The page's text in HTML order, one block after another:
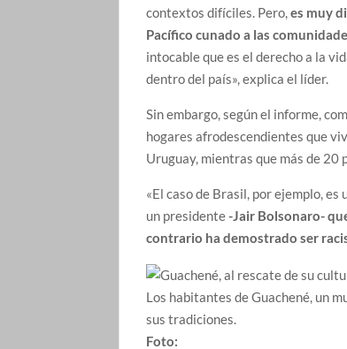
contextos difíciles. Pero,es muy
Pacífico cunado a las
intocable que es el derecho a la
dentro del país», explica el líder.
Sin embargo, según el informe,
hogares afrodescendientes que
Uruguay, mientras que más de 20
«El caso de Brasil, por ejemplo,
un presidente-Jair Bolsonaro-
contrario ha demostrado ser
Los habitantes de Guachené, un
sus tradiciones.
Foto: